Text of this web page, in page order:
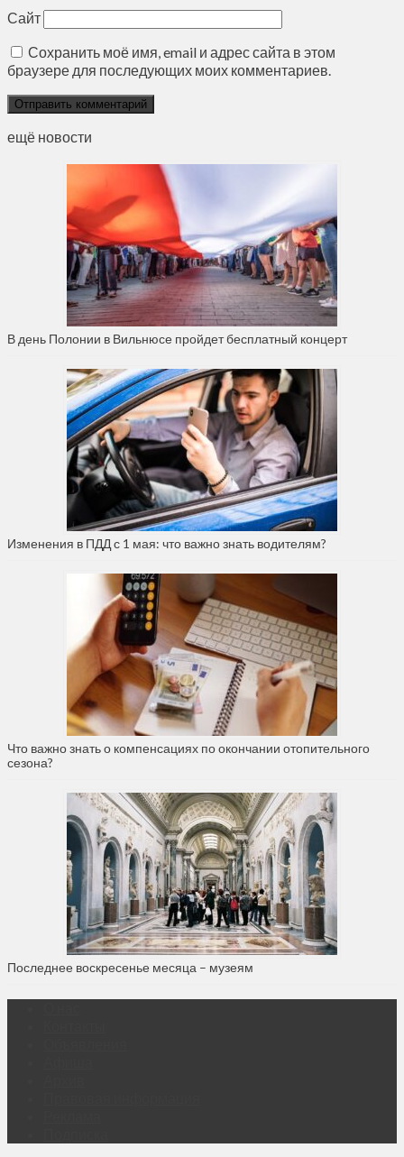
Сайт
Сохранить моё имя, email и адрес сайта в этом
браузере для последующих моих комментариев.
ещё новости
В день Полонии в Вильнюсе пройдет бесплатный концерт
Изменения в ПДД с 1 мая: что важно знать водителям?
Что важно знать о компенсациях по окончании отопительного
сезона?
Последнее воскресенье месяца – музеям